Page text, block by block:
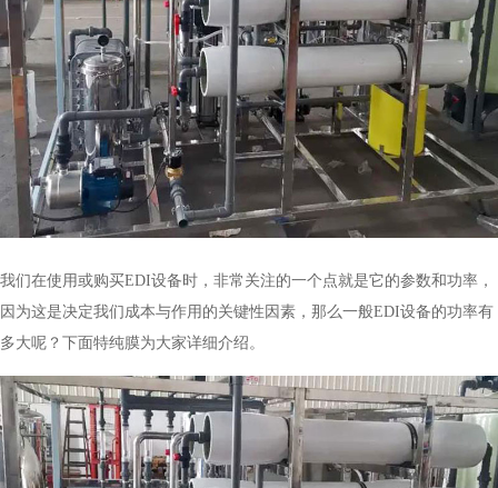
我们在使用或购买EDI设备时，非常关注的一个点就是它的参数和功率，
因为这是决定我们成本与作用的关键性因素，那么一般EDI设备的功率有
多大呢？下面特纯膜为大家详细介绍。